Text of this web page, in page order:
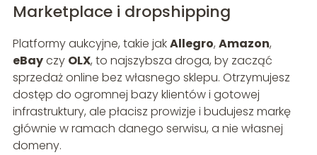
Marketplace i dropshipping
Platformy aukcyjne, takie jakAllegro, Amazon,
eBayczy OLX, to najszybsza droga, by zacząć
sprzedaż online bez własnego sklepu. Otrzymujesz
dostęp do ogromnej bazy klientów i gotowej
infrastruktury, ale płacisz prowizje i budujesz markę
głównie w ramach danego serwisu, a nie własnej
domeny.